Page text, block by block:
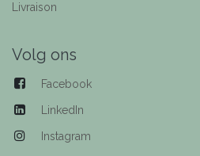
Livraison
Volg ons
Facebook
LinkedIn
Instagram